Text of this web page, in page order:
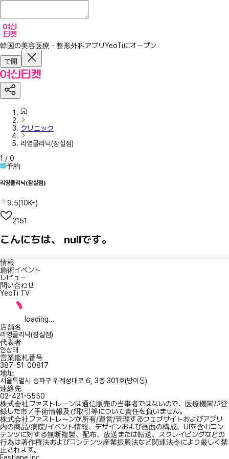
韓国の美容医療・整形外科アプリYeoTiにオープン
で開
クリニック
리영클리닉(잠실점)
1 / 0
予約
리영클리닉(잠실점)
9.5(10K+)
2151
こんにちは、 nullです。
情報
施術イベント
レビュー
問い合わせ
YeoTi TV
loading...
店舗名
리영클리닉(잠실점)
代表者
안상태
営業鑑札番号
387-51-00817
地址
서울특별시 송파구 위례성대로 6, 3층 301호(방이동)
連絡先
02-421-5550
株式会社ファストレーンは通信販売の当事者ではないので、医療機関が登
録した市／手術情報及び取引等について責任を負いません。
株式会社ファストレーンが所有/運営/管理するウェブサイトおよびアプリ
内の商品/病院/イベント情報、デザインおよび画面の構成、UIを含むコン
テンツに対する無断複製、配布、放送または転送、スクレイピングなどの
行為は著作権法およびコンテンツ産業振興法など関連法令により厳しく禁
止されます。
Fastlane Inc.